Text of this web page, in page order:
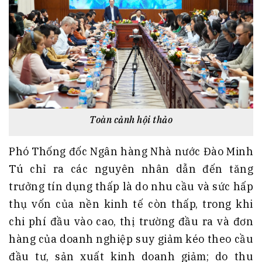
Toàn cảnh hội thảo
Phó Thống đốc Ngân hàng Nhà nước Đào Minh
Tú chỉ ra các nguyên nhân dẫn đến tăng
trưởng tín dụng thấp là do nhu cầu và sức hấp
thụ vốn của nền kinh tế còn thấp, trong khi
chi phí đầu vào cao, thị trường đầu ra và đơn
hàng của doanh nghiệp suy giảm kéo theo cầu
đầu tư, sản xuất kinh doanh giảm; do thu